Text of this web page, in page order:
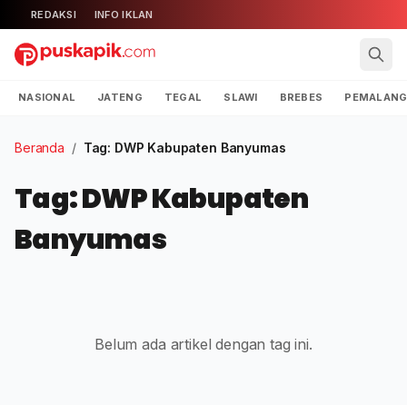
REDAKSI INFO IKLAN
NASIONAL JATENG TEGAL SLAWI BREBES PEMALANG
Beranda / Tag: DWP Kabupaten Banyumas
Tag: DWP Kabupaten
Banyumas
Belum ada artikel dengan tag ini.